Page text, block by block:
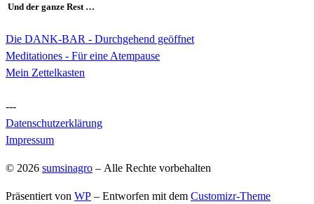
Und der ganze Rest …
Die DANK-BAR - Durchgehend geöffnet
Meditationes - Für eine Atempause
Mein Zettelkasten
---
Datenschutzerklärung
Impressum
© 2026 sumsinagro – Alle Rechte vorbehalten
Präsentiert von WP – Entworfen mit dem Customizr-Theme